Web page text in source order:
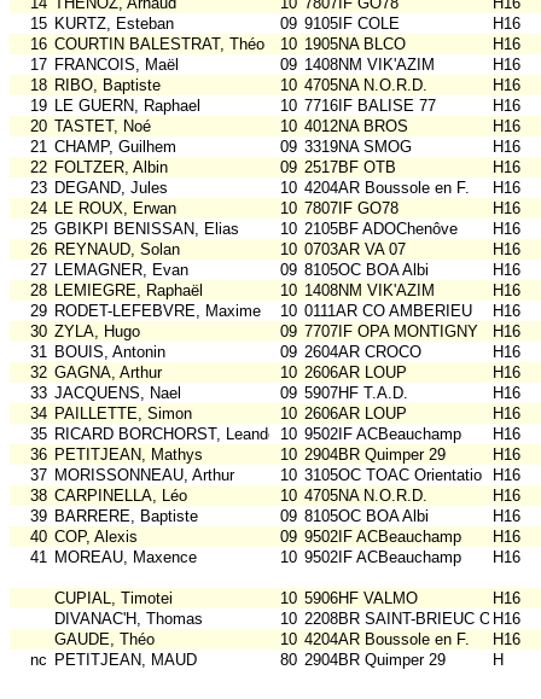
15 KURTZ, Esteban 09 9105IF COLE
H16
16 COURTIN BALESTRAT, Théo 10 1905NA BLCO
H16
17 FRANCOIS, Maël 09 1408NM VIK'AZIM
H16
18 RIBO, Baptiste 10 4705NA N.O.R.D.
H16
19 LE GUERN, Raphael 10 7716IF BALISE 77
H16
20 TASTET, Noé 10 4012NA BROS
H16
21 CHAMP, Guilhem 09 3319NA SMOG
H16
22 FOLTZER, Albin 09 2517BF OTB
H16
23 DEGAND, Jules 10 4204AR Boussole en F.
H16
24 LE ROUX, Erwan 10 7807IF GO78
H16
25 GBIKPI BENISSAN, Elias 10 2105BF ADOChenôve
H16
26 REYNAUD, Solan 10 0703AR VA 07
H16
27 LEMAGNER, Evan 09 8105OC BOA Albi
H16
28 LEMIEGRE, Raphaël 10 1408NM VIK'AZIM
H16
29 RODET-LEFEBVRE, Maxime 10 0111AR CO AMBERIEU
H16
30 ZYLA, Hugo 09 7707IF OPA MONTIGNY
H16
31 BOUIS, Antonin 09 2604AR CROCO
H16
32 GAGNA, Arthur 10 2606AR LOUP
H16
33 JACQUENS, Nael 09 5907HF T.A.D.
H16
34 PAILLETTE, Simon 10 2606AR LOUP
H16
35 RICARD BORCHORST, Leander 10 9502IF ACBeauchamp
H16
36 PETITJEAN, Mathys 10 2904BR Quimper 29
H16
37 MORISSONNEAU, Arthur 10 3105OC TOAC Orientatio
H16
38 CARPINELLA, Léo 10 4705NA N.O.R.D.
H16
39 BARRERE, Baptiste 09 8105OC BOA Albi
H16
40 COP, Alexis 09 9502IF ACBeauchamp
H16
41 MOREAU, Maxence 10 9502IF ACBeauchamp H16
CUPIAL, Timotei 10 5906HF VALMO
H16
DIVANAC'H, Thomas
10 2208BR SAINT-BRIEUC ORH16
GAUDE, Théo
10 4204AR Boussole en F.
H16
nc PETITJEAN, MAUD 80 2904BR Quimper 29 H